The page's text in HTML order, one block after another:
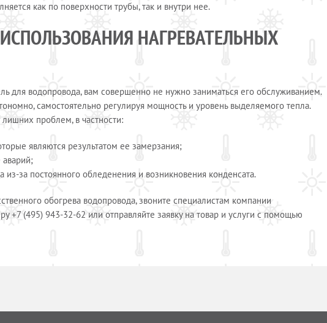
как по поверхности трубы, так и внутри нее.
НАГРЕВАТЕЛЬНЫХ
для водопровода, вам совершенно не нужно заниматься его обслуживанием.
самостоятельно регулируя мощность и уровень выделяемого тепла.
проблем, в частности:
являются результатом ее замерзания;
аварий;
из-за постоянного обледенения и возникновения конденсата.
обогрева водопровода, звоните специалистам компании
+7 (495) 943-32-62 или отправляйте заявку на товар и услуги с помощью